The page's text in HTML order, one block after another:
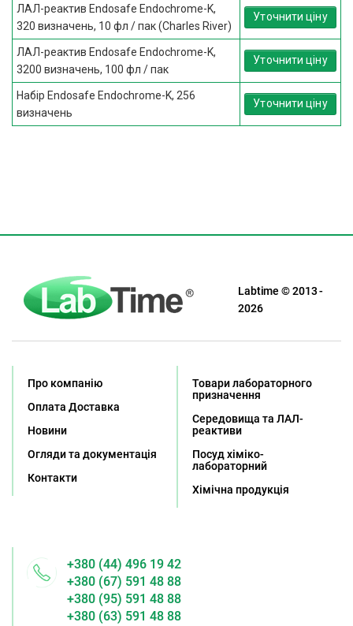
ЛАЛ-реактив Endosafe Endochrome-K,
320 визначень, 10 фл / пак (Charles River)
Уточнити ціну
ЛАЛ-реактив Endosafe Endochrome-K,
3200 визначень, 100 фл / пак
Уточнити ціну
Набір Endosafe Endochrome-K, 256
визначень
Уточнити ціну
Labtime © 2013 -
2026
Про компанію
Оплата Доставка
Новини
Огляди та документація
Контакти
Товари лабораторного
призначення
Середовища та ЛАЛ-
реактиви
Посуд хіміко-
лабораторний
Хімічна продукція
+380 (44) 496 19 42
+380 (67) 591 48 88
+380 (95) 591 48 88
+380 (63) 591 48 88